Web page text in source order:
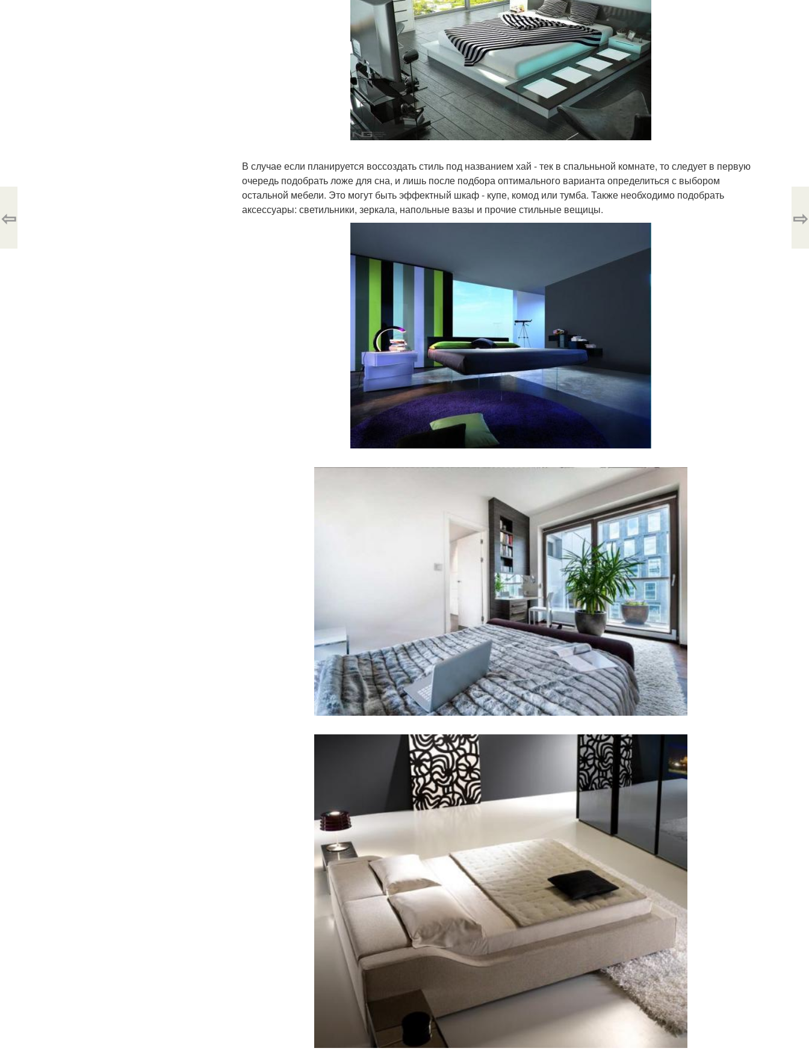
В случае если планируется воссоздать стиль под названием хай - тек в спальньной комнате, то следует в первую
очередь подобрать ложе для сна, и лишь после подбора оптимального варианта определиться с выбором
остальной мебели. Это могут быть эффектный шкаф - купе, комод или тумба. Также необходимо подобрать
аксессуары: светильники, зеркала, напольные вазы и прочие стильные вещицы.
⇦ ⇨